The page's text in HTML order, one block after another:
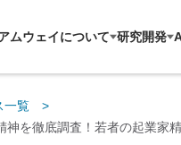
ムウェイについて 研究開発
一覧
を徹底調査！若者の起業家